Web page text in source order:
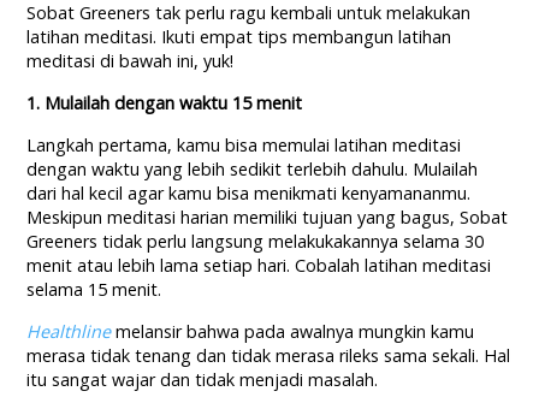
Sobat Greeners tak perlu ragu kembali untuk melakukan
latihan meditasi. Ikuti empat tips membangun latihan
meditasi di bawah ini, yuk!
1. Mulailah dengan waktu 15 menit
Langkah pertama, kamu bisa memulai latihan meditasi
dengan waktu yang lebih sedikit terlebih dahulu. Mulailah
dari hal kecil agar kamu bisa menikmati kenyamananmu.
Meskipun meditasi harian memiliki tujuan yang bagus, Sobat
Greeners tidak perlu langsung melakukakannya selama 30
menit atau lebih lama setiap hari. Cobalah latihan meditasi
selama 15 menit.
Healthlinemelansir bahwa pada awalnya mungkin kamu
merasa tidak tenang dan tidak merasa rileks sama sekali. Hal
itu sangat wajar dan tidak menjadi masalah.